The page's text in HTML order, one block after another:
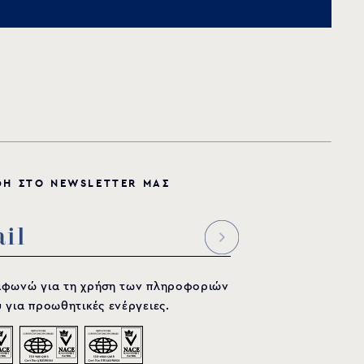
Η ΣΤΟ N EWSL ETT ER ΜΑΣ
για τη χρήση των πληροφοριών
για προωθητικές ενέργειες.